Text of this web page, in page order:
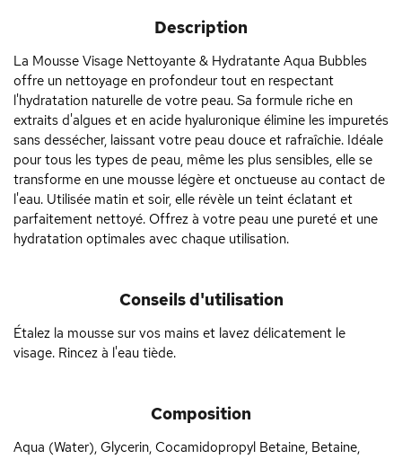
Description
La Mousse Visage Nettoyante & Hydratante Aqua Bubbles
offre un nettoyage en profondeur tout en respectant
l'hydratation naturelle de votre peau. Sa formule riche en
extraits d'algues et en acide hyaluronique élimine les impuretés
sans dessécher, laissant votre peau douce et rafraîchie. Idéale
pour tous les types de peau, même les plus sensibles, elle se
transforme en une mousse légère et onctueuse au contact de
l'eau. Utilisée matin et soir, elle révèle un teint éclatant et
parfaitement nettoyé. Offrez à votre peau une pureté et une
hydratation optimales avec chaque utilisation.
Conseils d'utilisation
Étalez la mousse sur vos mains et lavez délicatement le
visage. Rincez à l'eau tiède.
Composition
Aqua (Water), Glycerin, Cocamidopropyl Betaine, Betaine,